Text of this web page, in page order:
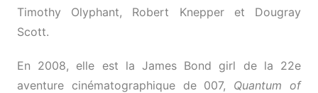
Timothy Olyphant, Robert Knepper et Dougray
Scott.
En 2008, elle est la James Bond girl de la 22e
aventure cinématographique de 007, Quantum of